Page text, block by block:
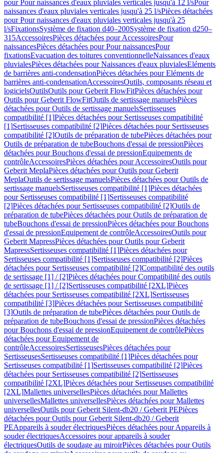
pour Pour naissances d'eaux pluviales verticales jusqu'à 12 l/sPour
naissances d'eaux pluviales verticales jusqu'à 25 l/sPièces détachées
pour Pour naissances d'eaux pluviales verticales jusqu'à 25
l/sFixationsSystème de fixation d40–200Système de fixation d250–
315AccessoiresPièces détachées pour AccessoiresPour
naissancesPièces détachées pour Pour naissancesPour
fixationsEvacuation des toitures conventionnelleNaissances d'eaux
pluvialesPièces détachées pour Naissances d'eaux pluvialesEléments
de barrières anti-condensationPièces détachées pour Eléments de
barrières anti-condensationAccessoiresOutils, composants réseau et
logicielsOutilsOutils pour Geberit FlowFitPièces détachées pour
Outils pour Geberit FlowFitOutils de sertissage manuelsPièces
détachées pour Outils de sertissage manuelsSertisseuses
compatibilité [1]Pièces détachées pour Sertisseuses compatibilité
[1]Sertisseuses compatibilité [2]Pièces détachées pour Sertisseuses
compatibilité [2]Outils de préparation de tubePièces détachées pour
Outils de préparation de tubeBouchons d'essai de pressionPièces
détachées pour Bouchons d'essai de pressionEquipements de
contrôleAccessoiresPièces détachées pour AccessoiresOutils pour
Geberit MeplaPièces détachées pour Outils pour Geberit
MeplaOutils de sertissage manuelsPièces détachées pour Outils de
sertissage manuelsSertisseuses compatibilité [1]Pièces détachées
pour Sertisseuses compatibilité [1]Sertisseuses compatibilité
[2]Pièces détachées pour Sertisseuses compatibilité [2]Outils de
préparation de tubePièces détachées pour Outils de préparation de
tubeBouchons d'essai de pressionPièces détachées pour Bouchons
d'essai de pressionEquipement de contrôleAccessoiresOutils pour
Geberit MapressPièces détachées pour Outils pour Geberit
MapressSertisseuses compatibilité [1]Pièces détachées pour
Sertisseuses compatibilité [1]Sertisseuses compatibilité [2]Pièces
détachées pour Sertisseuses compatibilité [2]Compatibilité des outils
de sertissage [1] / [2]Pièces détachées pour Compatibilité des outils
de sertissage [1] / [2]Sertisseuses compatibilité [2XL]Pièces
détachées pour Sertisseuses compatibilité [2XL]Sertisseuses
compatibilité [3]Pièces détachées pour Sertisseuses compatibilité
[3]Outils de préparation de tubePièces détachées pour Outils de
préparation de tubeBouchons d'essai de pressionPièces détachées
pour Bouchons d'essai de pressionEquipement de contrôlePièces
détachées pour Equipement de
contrôleAccessoiresSertisseusesPièces détachées pour
SertisseusesSertisseuses compatibilité [1]Pièces détachées pour
Sertisseuses compatibilité [1]Sertisseuses compatibilité [2]Pièces
détachées pour Sertisseuses compatibilité [2]Sertisseuses
compatibilité [2XL]Pièces détachées pour Sertisseuses compatibilité
[2XL]Mallettes universellesPièces détachées pour Mallettes
universellesMallettes universellesPièces détachées pour Mallettes
universellesOutils pour Geberit Silent-db20 / Geberit PEPièces
détachées pour Outils pour Geberit Silent-db20 / Geberit
PEAppareils à souder électriquesPièces détachées pour Appareils à
souder électriquesAccessoires pour appareils à souder
électriquesOutils de soudage au miroirPièces détachées pour Outils